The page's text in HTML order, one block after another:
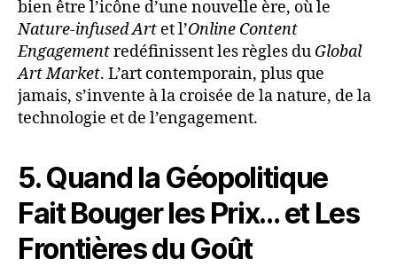
bien être l’icône d’une nouvelle ère, où le
Nature-infused Art et l’Online Content
Engagementredéfinissent les règles du Global
Art Market. L’art contemporain, plus que
jamais, s’invente à la croisée de la nature, de la
technologie et de l’engagement.
5. Quand la Géopolitique
Fait Bouger les Prix… et Les
Frontières du Goût